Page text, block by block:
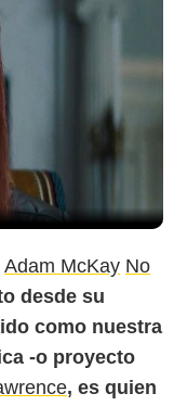
Adam McKay No
desde su
como nuestra
-o proyecto
, es quien